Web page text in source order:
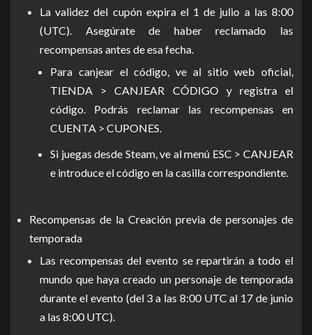
La validez del cupón expira el 1 de julio a las 8:00
(UTC). Asegúrate de haber reclamado las
recompensas antes de esa fecha.
Para canjear el código, ve al sitio web oficial,
TIENDA > CANJEAR CÓDIGO y registra el
código. Podrás reclamar las recompensas en
CUENTA > CUPONES.
Si juegas desde Steam, ve al menú ESC > CANJEAR
e introduce el código en la casilla correspondiente.
Recompensas de la Creación previa de personajes de
temporada
Las recompensas del evento se repartirán a todo el
mundo que haya creado un personaje de temporada
durante el evento (del 3 a las 8:00 UTC al 17 de junio
a las 8:00 UTC).